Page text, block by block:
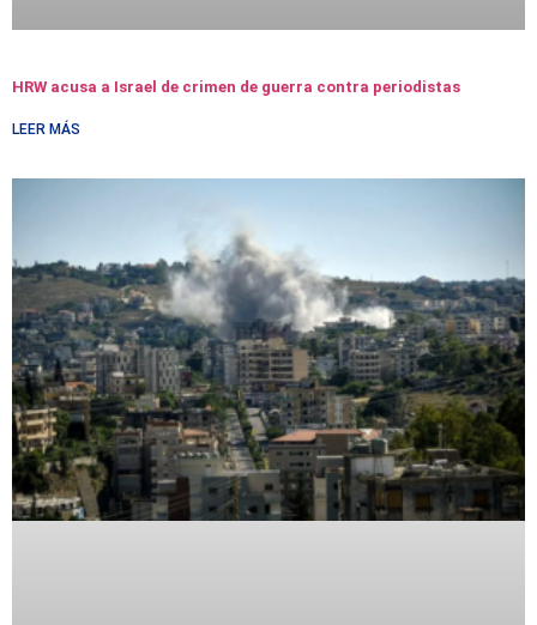
HRW acusa a Israel de crimen de guerra contra periodistas
LEER MÁS